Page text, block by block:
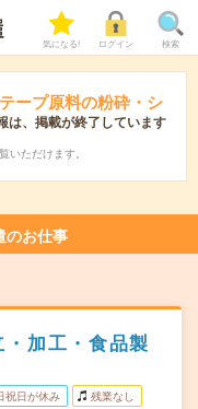
気になる! ログイン 検索
ープ原料の粉砕・シ
は、掲載が終了しています
いただけます。
のお仕事
・加工・食品製
祝日が休み 残業なし